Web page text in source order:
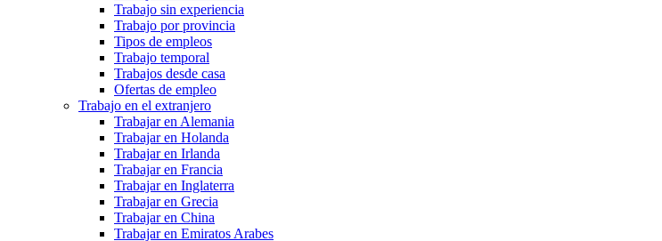
Trabajo sin experiencia
Trabajo por provincia
Tipos de empleos
Trabajo temporal
Trabajos desde casa
Ofertas de empleo
Trabajo en el extranjero
Trabajar en Alemania
Trabajar en Holanda
Trabajar en Irlanda
Trabajar en Francia
Trabajar en Inglaterra
Trabajar en Grecia
Trabajar en China
Trabajar en Emiratos Arabes